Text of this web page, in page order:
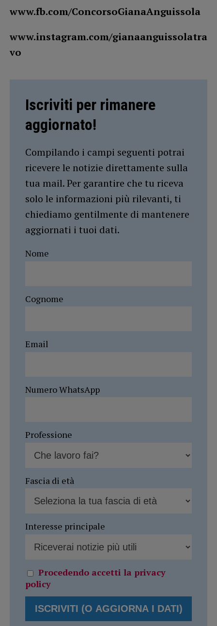
www.fb.com/ConcorsoGianaAnguissola
www.instagram.com/gianaanguissolatra
vo
Iscriviti per rimanere
aggiornato!
Compilando i campi seguenti potrai
ricevere le notizie direttamente sulla
tua mail. Per garantire che tu riceva
solo le informazioni più rilevanti, ti
chiediamo gentilmente di mantenere
aggiornati i tuoi dati.
Nome
Cognome
Email
Numero WhatsApp
Professione
Fascia di età
Interesse principale
Procedendo accetti la privacy
policy